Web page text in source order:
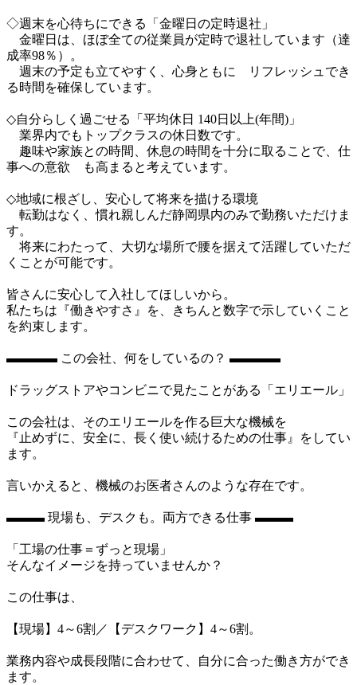
◇週末を心待ちにできる「金曜日の定時退社」
金曜日は、ほぼ全ての従業員が定時で退社しています（達
成率98％）。
週末の予定も立てやすく、心身ともに　リフレッシュでき
る時間を確保しています。
◇自分らしく過ごせる「平均休日 140日以上(年間)」
業界内でもトップクラスの休日数です。
趣味や家族との時間、休息の時間を十分に取ることで、仕
事への意欲　も高まると考えています。
◇地域に根ざし、安心して将来を描ける環境
転勤はなく、慣れ親しんだ静岡県内のみで勤務いただけま
す。
将来にわたって、大切な場所で腰を据えて活躍していただ
くことが可能です。
皆さんに安心して入社してほしいから。
私たちは『働きやすさ』を、きちんと数字で示していくこと
を約束します。
▬▬▬▬ この会社、何をしているの？ ▬▬▬▬
ドラッグストアやコンビニで見たことがある「エリエール」
この会社は、そのエリエールを作る巨大な機械を
『止めずに、安全に、長く使い続けるための仕事』をしてい
ます。
言いかえると、機械のお医者さんのような存在です。
▬▬▬ 現場も、デスクも。両方できる仕事 ▬▬▬
「工場の仕事＝ずっと現場」
そんなイメージを持っていませんか？
この仕事は、
【現場】4～6割／【デスクワーク】4～6割。
業務内容や成長段階に合わせて、自分に合った働き方ができ
ます。